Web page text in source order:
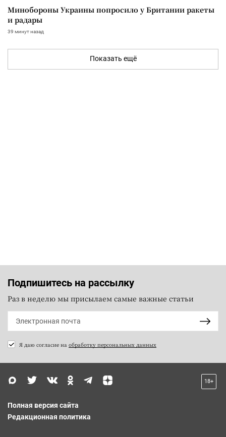
Минобороны Украины попросило у Британии ракеты
и радары
39 минут назад
Показать ещё
Подпишитесь на рассылку
Раз в неделю мы присылаем самые важные статьи
Я даю согласие на обработку персональных данных
18+
Полная версия сайта
Редакционная политика